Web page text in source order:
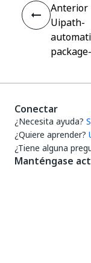
Anterior
Uipath-
Conectar
¿Necesita ayuda?
¿Quiere aprender?
¿Tiene alguna
Manténgase